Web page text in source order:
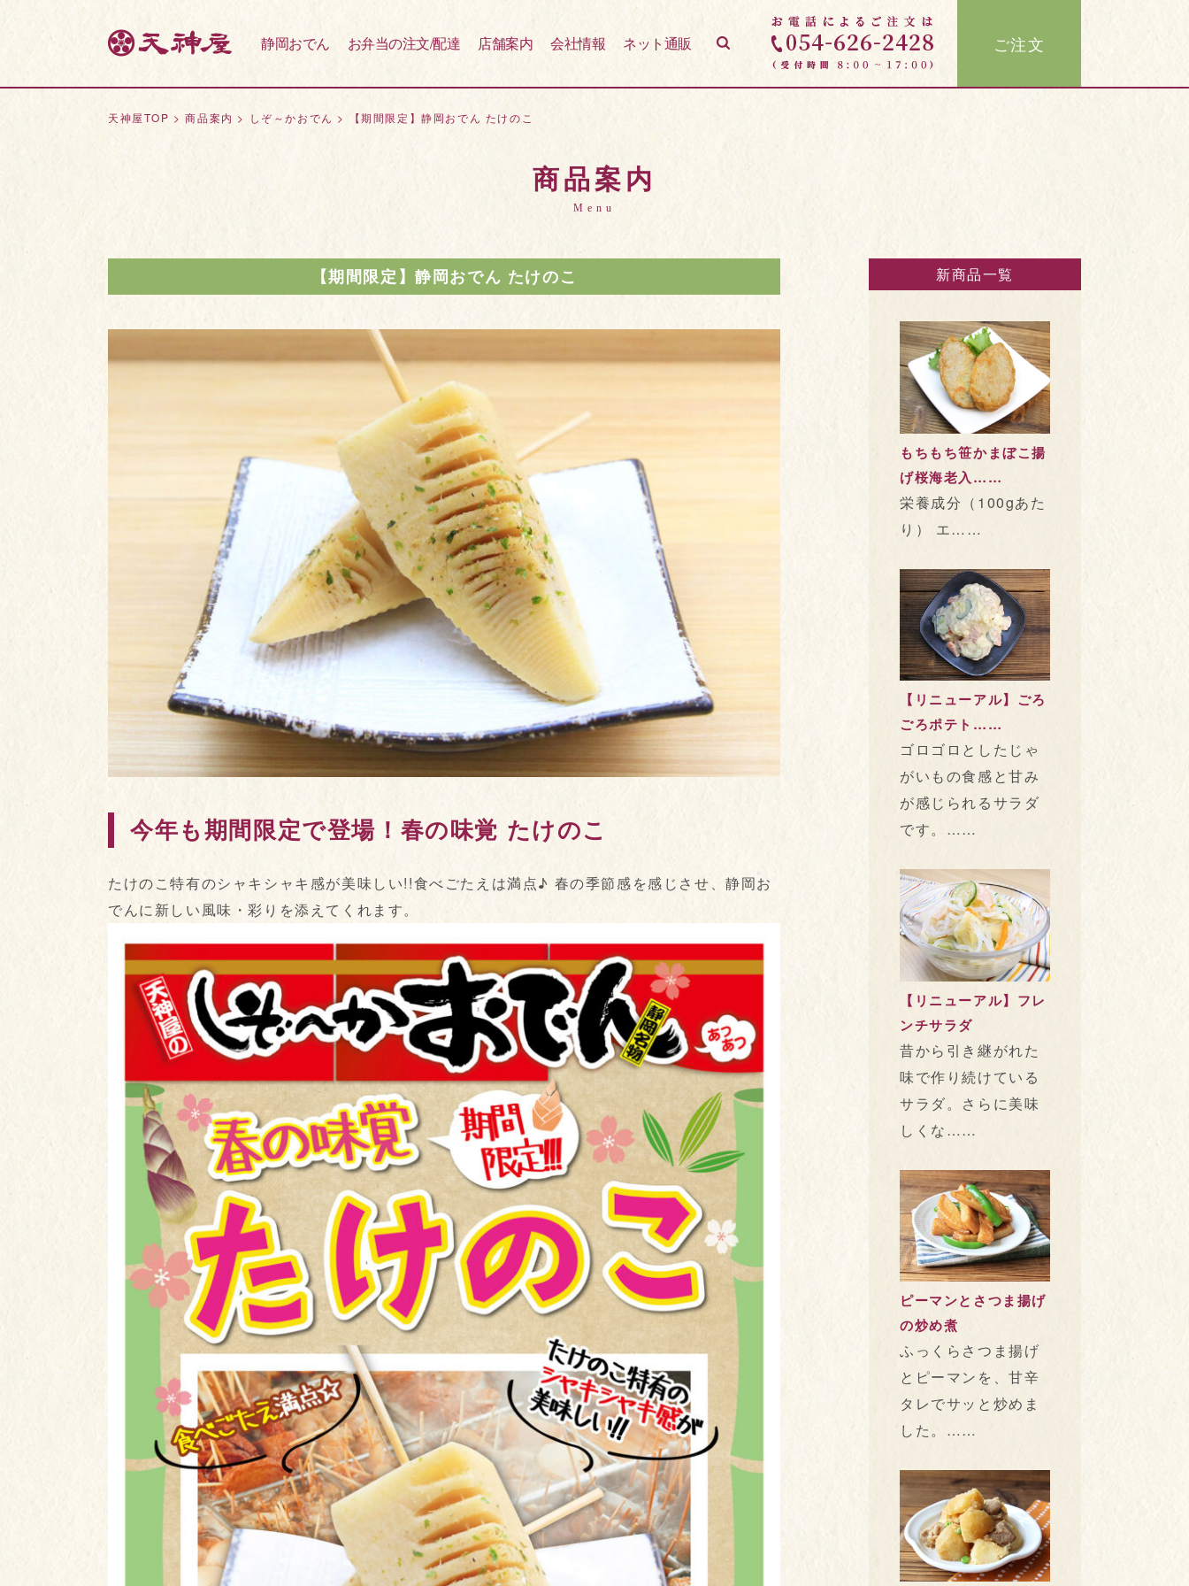
静岡おでん お弁当の注文/配達 店舗案内 会社情報 ネット通販 ご注文
天神屋TOP >商品案内 > しぞ～かおでん > 【期間限定】静岡おでん たけのこ
商品案内
Menu
【期間限定】静岡おでん たけのこ
今年も期間限定で登場！春の味覚 たけのこ
たけのこ特有のシャキシャキ感が美味しい!!食べごたえは満点♪ 春の季節感を感じさせ、静岡お
でんに新しい風味・彩りを添えてくれます。
新商品一覧
もちもち笹かまぼこ揚
げ桜海老入……
栄養成分（100gあた
り） エ……
【リニューアル】ごろ
ごろポテト……
ゴロゴロとしたじゃ
がいもの食感と甘み
が感じられるサラダ
です。……
【リニューアル】フレ
ンチサラダ
昔から引き継がれた
味で作り続けている
サラダ。さらに美味
しくな……
ピーマンとさつま揚げ
の炒め煮
ふっくらさつま揚げ
とピーマンを、甘辛
タレでサッと炒めま
した。……